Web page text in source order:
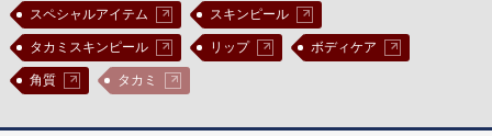
スペシャルアイテム スキンピール
タカミスキンピール リップ ボディケア
角質 タカミ